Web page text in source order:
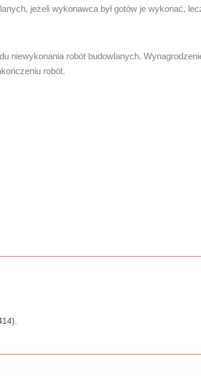
jeżeli wykonawca był gotów je wykonać,
robót budowlanych.
robót.